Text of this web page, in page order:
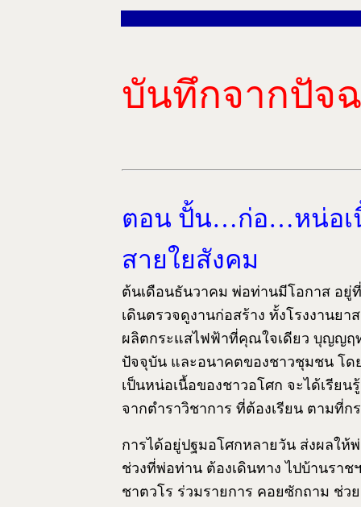
บันทึกจากปัจ
ตอน ปั้น…ก่อ…หน่อเ
สายใยสังคม
ต้นเดือนธันวาคม พ่อท่านมีโอกาส อยู่
เดินตรวจดูงานก่อสร้าง ทั้งโรงงานยา
ผลิตกระแสไฟฟ้าที่คุณใจเดียว บุญญฤ
ปัจจุบัน และอนาคตของชาวชุมชน โด
เป็นหน่อเนื้อของชาวอโศก จะได้เรีย
จากตำราวิชาการ ที่ต้องเรียน ตามที่ก
การได้อยู่ปฐมอโศกหลายวัน ส่งผลให้
ช่วงที่พ่อท่าน ต้องเดินทาง ไปบ้านรา
ชาตวโร ร่วมรายการ คอยซักถาม ช่ว